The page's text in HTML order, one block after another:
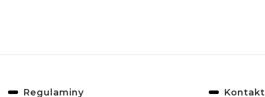
Linki w stopce
Regulaminy Kontakt